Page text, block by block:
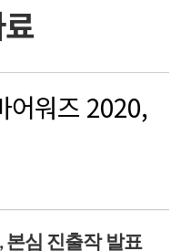
어워즈 2020,
본심 진출작 발표